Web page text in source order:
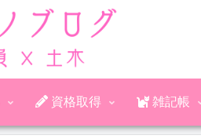
資格取得 雑記帳